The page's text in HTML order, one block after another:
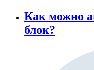
Как можно
блок?